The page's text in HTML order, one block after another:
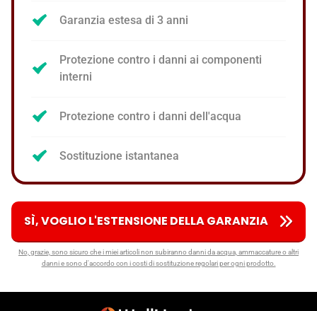
Garanzia estesa di 3 anni
Protezione contro i danni ai componenti
interni
Protezione contro i danni dell'acqua
Sostituzione istantanea
SÌ, VOGLIO L'ESTENSIONE DELLA GARANZIA
No, grazie, sono sicuro che i miei articoli non subiranno danni da acqua, ammaccature o altri
danni e sono d'accordo con i costi di sostituzione regolari per ogni prodotto.